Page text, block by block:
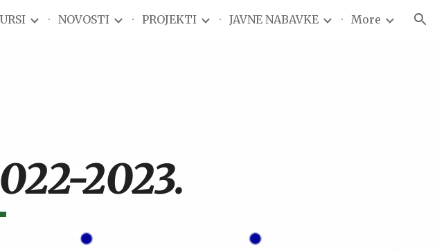
Skip to navigation
NOVOSTI PROJEKTI JAVNE NABAVKE More
2023.